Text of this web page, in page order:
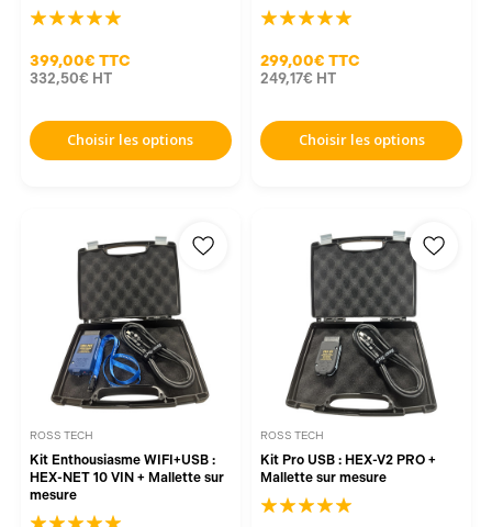
399,00€ TTC
332,50€ HT
Choisir les options
299,00€ TTC
249,17€ HT
Choisir les options
ROSS TECH
Kit Enthousiasme WIFI+USB :
HEX-NET 10 VIN + Mallette sur
mesure
ROSS TECH
Kit Pro USB : HEX-V2 PRO +
Mallette sur mesure